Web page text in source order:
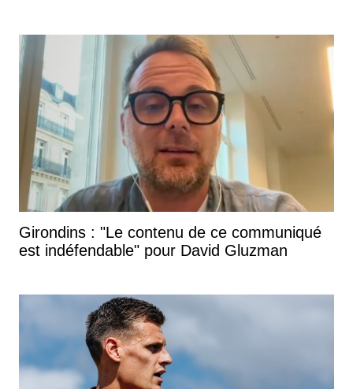
Girondins : "Le contenu de ce communiqué
est indéfendable" pour David Gluzman